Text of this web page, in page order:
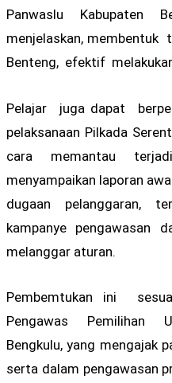
Panwaslu Kabupaten
menjelaskan, membentuk
Benteng, efektif
Pelajar juga dapat
pelaksanaan Pilkada
cara memantau
menyampaikan laporan
dugaan pelanggaran,
kampanye pengawasan
melanggar aturan.
Pembemtukan ini
Pengawas Pemilihan
Bengkulu, yang mengajak
serta dalam pengawasan